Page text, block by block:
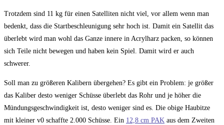
Trotzdem sind 11 kg für einen Satelliten nicht viel, vor allem wenn man
bedenkt, dass die Startbeschleunigung sehr hoch ist. Damit ein Satellit das
überlebt wird man wohl das Ganze innere in Acrylharz packen, so können
sich Teile nicht bewegen und haben kein Spiel. Damit wird er auch
schwerer.
Soll man zu größeren Kalibern übergehen? Es gibt ein Problem: je größer
das Kaliber desto weniger Schüsse überlebt das Rohr und je höher die
Mündungsgeschwindigkeit ist, desto weniger sind es. Die obige Haubitze
mit kleiner v0 schaffte 2.000 Schüsse. Ein 12,8 cm PAK aus dem Zweiten